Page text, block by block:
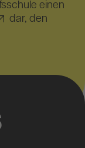
einen
dar, den